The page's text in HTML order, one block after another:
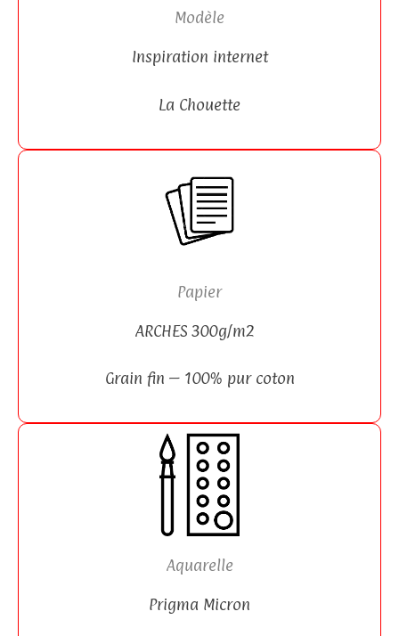
Modèle
Inspiration internet
La Chouette
Papier
ARCHES 300g/m2
Grain fin – 100% pur coton
Aquarelle
Prigma Micron